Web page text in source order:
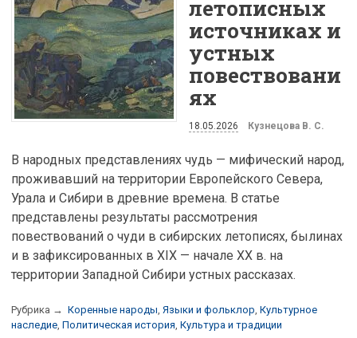
летописных
источниках и
устных
повествовани
ях
18.05.2026 Кузнецова В. С.
В народных представлениях чудь — мифический народ,
проживавший на территории Европейского Севера,
Урала и Сибири в древние времена. В статье
представлены результаты рассмотрения
повествований о чуди в сибирских летописях, былинах
и в зафиксированных в XIX — начале XX в. на
территории Западной Сибири устных рассказах.
Рубрика → Коренные народы Языки и фольклор Культурное
наследие Политическая история Культура и традиции